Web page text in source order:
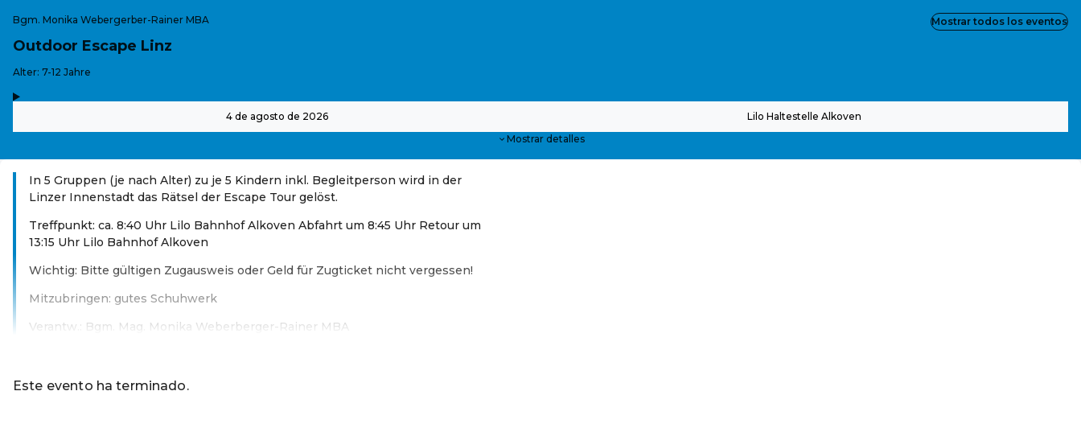
Bgm. Monika Webergerber-Rainer MBA
Outdoor Escape Linz
-
Alter: 7-12 Jahre
4 de agosto de 2026 Lilo Haltestelle Alkoven
Mostrar detalles
Mostrar todos los eventos
In 5 Gruppen (je nach Alter) zu je 5 Kindern inkl. Begleitperson wird in der
Linzer Innenstadt das Rätsel der Escape Tour gelöst.
Treffpunkt: ca. 8:40 Uhr Lilo Bahnhof Alkoven Abfahrt um 8:45 Uhr Retour um
13:15 Uhr Lilo Bahnhof Alkoven
Wichtig: Bitte gültigen Zugausweis oder Geld für Zugticket nicht vergessen!
Mitzubringen: gutes Schuhwerk
Verantw.: Bgm. Mag. Monika Weberberger-Rainer MBA
Este evento ha terminado.